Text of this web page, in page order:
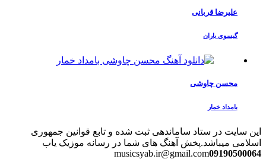
علیرضا قربانی
گیسوی باران
محسن چاوشی
بامداد خمار
این سایت در ستاد ساماندهی ثبت شده و تابع قوانین جمهوری
اسلامی میباشد.پخش آهنگ های شما در رسانه موزیک یاب
musicsyab.ir@gmail.com09190500064